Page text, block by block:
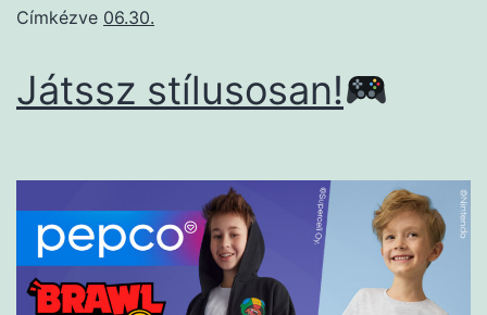
Címkézve 06.30.
Játssz stílusosan!